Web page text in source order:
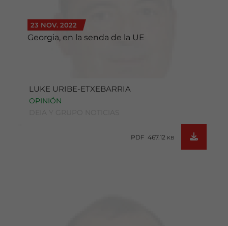
23 NOV. 2022
Georgia, en la senda de la UE
LUKE URIBE-ETXEBARRIA
OPINIÓN
PDF 467.12 KB